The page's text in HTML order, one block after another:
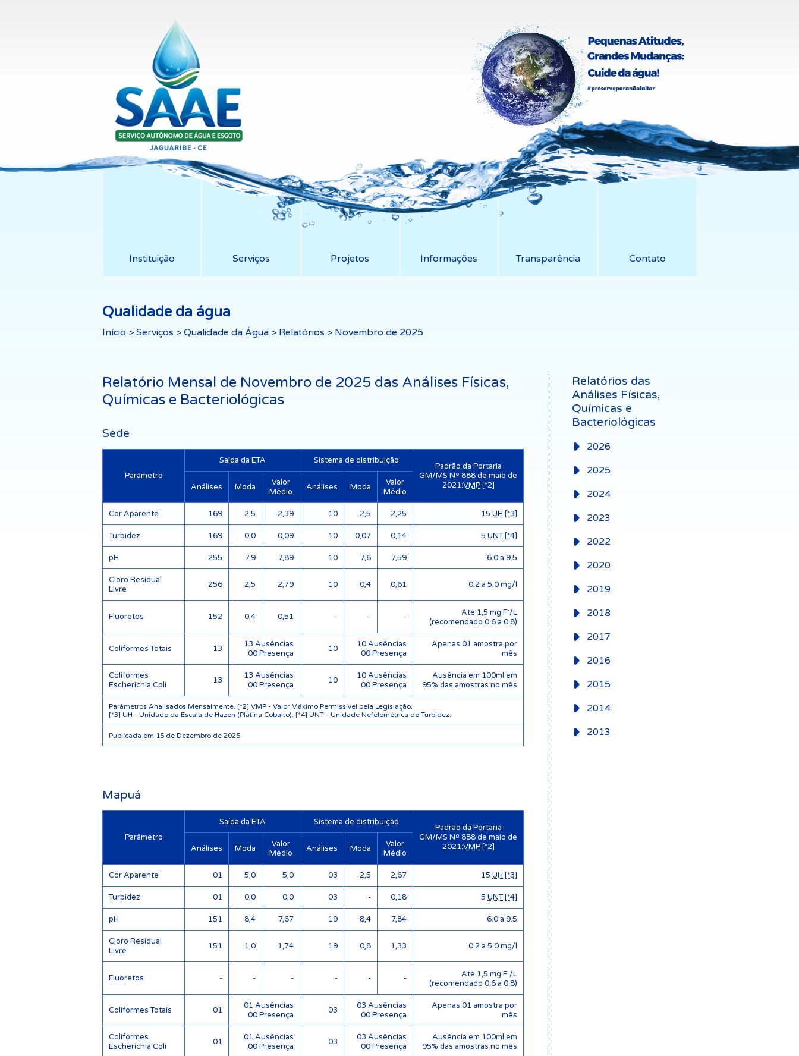
Instituição Serviços Projetos Informações Transparência Contato
Qualidade da água
Início > Serviços > Qualidade da Água > Relatórios > Novembro de 2025
Relatório Mensal de Novembro de 2025 das Análises Físicas,
Químicas e Bacteriológicas
Sede
Parâmetro
Saída da ETA Sistema de distribuição
Padrão da Portaria
GM/MS Nº 888 de maio de
2021:VMP[*2]
Análises Moda
Valor
Médio
Análises Moda
Valor
Médio
Parâmetros Analisados Mensalmente. [*2] VMP - Valor Máximo Permissível pela Legislação.
[*3] UH - Unidade da Escala de Hazen (Platina Cobalto). [*4] UNT - Unidade Nefelométrica de Turbidez.
Publicada em 15 de Dezembro de 2025
Cor Aparente 169 2,5 2,39 10 2,5 2,25 15 UH [*3]
Turbidez 169 0,0 0,09 10 0,07 0,14 5 UNT [*4]
pH 255 7,9 7,89 10 7,6 7,59 6.0 a 9.5
Cloro Residual
Livre
256 2,5 2,79 10 0,4 0,61 0.2 a 5.0 mg/l
Fluoretos 152 0,4 0,51 - - -
Até 1,5 mg F⁻/L
(recomendado 0.6 a 0.8)
Coliformes Totais 13
13 Ausências
00 Presença
10
10 Ausências
00 Presença
Apenas 01 amostra por
mês
Coliformes
Escherichia Coli
13
13 Ausências
00 Presença
10
10 Ausências
00 Presença
Ausência em 100ml em
95% das amostras no mês
Mapuá
Parâmetro
Saída da ETA Sistema de distribuição
Padrão da Portaria
GM/MS Nº 888 de maio de
2021:VMP[*2]
Análises Moda
Valor
Médio
Análises Moda
Valor
Médio
Cor Aparente 01 5,0 5,0 03 2,5 2,67 15 UH [*3]
Turbidez 01 0,0 0,0 03 - 0,18 5 UNT [*4]
pH 151 8,4 7,67 19 8,4 7,84 6.0 a 9.5
Cloro Residual
Livre
151 1,0 1,74 19 0,8 1,33 0.2 a 5.0 mg/l
Fluoretos - - - - - -
Até 1,5 mg F⁻/L
(recomendado 0.6 a 0.8)
Coliformes Totais 01
01 Ausências
00 Presença
03
03 Ausências
00 Presença
Apenas 01 amostra por
mês
Coliformes
Escherichia Coli
01
01 Ausências
00 Presença
03
03 Ausências
00 Presença
Ausência em 100ml em
95% das amostras no mês
Relatórios das
Análises Físicas,
Químicas e
Bacteriológicas
2026
2025
2024
2023
2022
2020
2019
2018
2017
2016
2015
2014
2013